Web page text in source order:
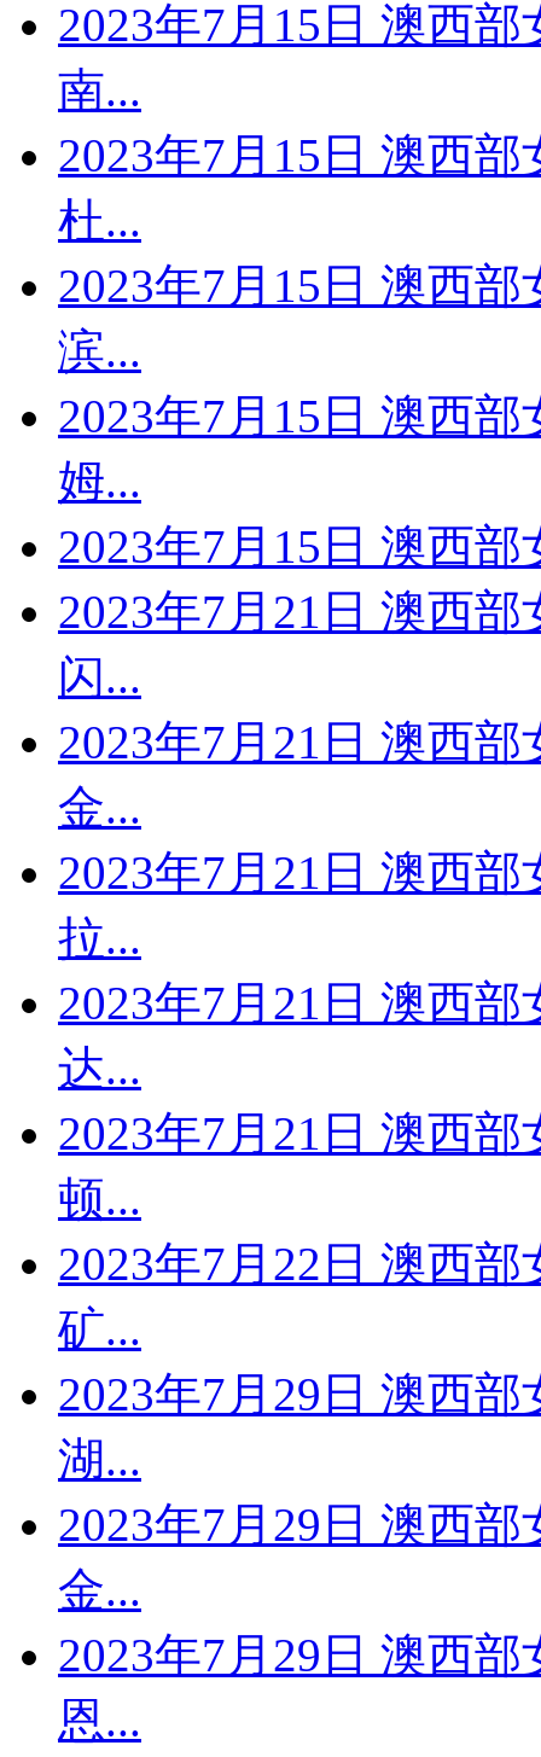
2023年7月15日 澳西
南...
2023年7月15日 澳西
杜...
2023年7月15日 澳西
滨...
2023年7月15日 澳西
姆...
2023年7月15日 澳西
2023年7月21日 澳西
闪...
2023年7月21日 澳西
金...
2023年7月21日 澳西
拉...
2023年7月21日 澳西
达...
2023年7月21日 澳西
顿...
2023年7月22日 澳西
矿...
2023年7月29日 澳西
湖...
2023年7月29日 澳西
金...
2023年7月29日 澳西
恩...